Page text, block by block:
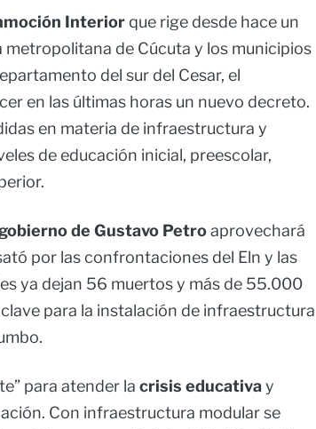
Interior que rige desde hace un
metropolitana de Cúcuta y los municipios
del sur del Cesar, el
en las últimas horas un nuevo decreto.
en materia de infraestructura y
de educación inicial, preescolar,
de Gustavo Petroaprovechará
por las confrontaciones del Eln y las
ya dejan 56 muertos y más de 55.000
para la instalación de infraestructura
para atender la crisis educativay
Con infraestructura modular se